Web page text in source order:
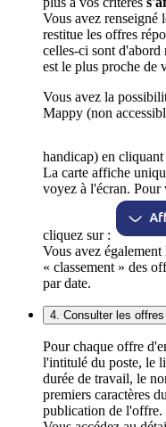
Vous avez renseigné
restitue les offres
celles-ci sont d'abord
est le plus proche de
Vous avez la
Mappy (non
handicap) en cliquant
La carte affiche
voyez à l'écran. Pour
cliquez sur :
Vous avez
« classement » des
par date.
4. Consulter les
Pour chaque offre
l'intitulé du poste, le
durée de travail, le
premiers caractères
publication de l'offre.